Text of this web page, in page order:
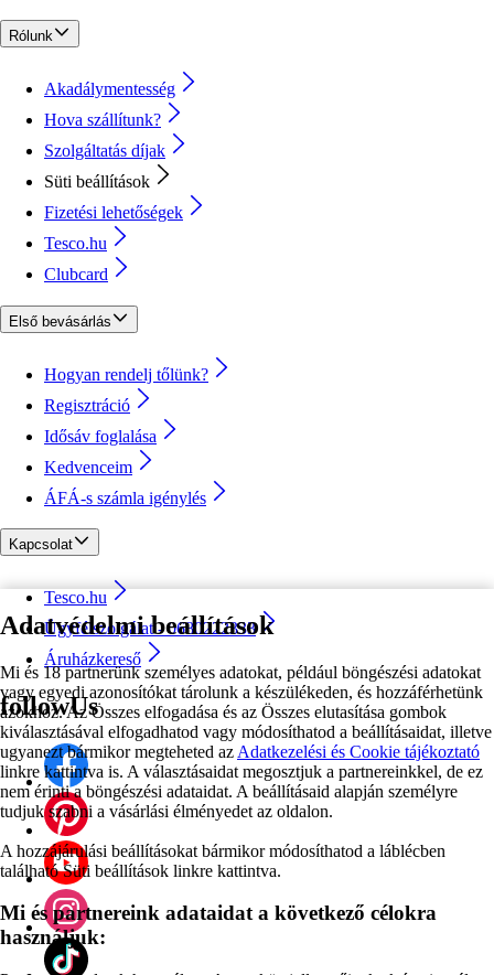
Adatvédelmi beállítások
Mi és 18 partnerünk személyes adatokat, például böngészési adatokat
vagy egyedi azonosítókat tárolunk a készülékeden, és hozzáférhetünk
azokhoz. Az Összes elfogadása és az Összes elutasítása gombok
kiválasztásával elfogadhatod vagy módosíthatod a beállításaidat, illetve
ugyanezt bármikor megteheted az Adatkezelési és Cookie tájékoztató
linkre kattintva is. A választásaidat megosztjuk a partnereinkkel, de ez
nem érinti a böngészési adataidat. A beállításaid alapján személyre
tudjuk szabni a vásárlási élményedet az oldalon.
A hozzájárulási beállításokat bármikor módosíthatod a láblécben
található Süti beállítások linkre kattintva.
Mi és partnereink adataidat a következő célokra
használjuk:
Rólunk
Akadálymentesség
Hova szállítunk?
Szolgáltatás díjak
Süti beállítások
Fizetési lehetőségek
Tesco.hu
Clubcard
Első bevásárlás
Hogyan rendelj tőlünk?
Regisztráció
Idősáv foglalása
Kedvenceim
ÁFÁ-s számla igénylés
Kapcsolat
Tesco.hu
Ügyfélszolgálat - 0680222333
Áruházkereső
followUs